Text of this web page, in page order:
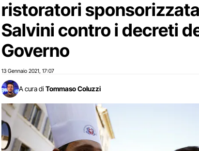
ristoratori
Salvini contro i decreti
Governo
13 Gennaio 2021 17:07
A cura di Tommaso Coluzzi